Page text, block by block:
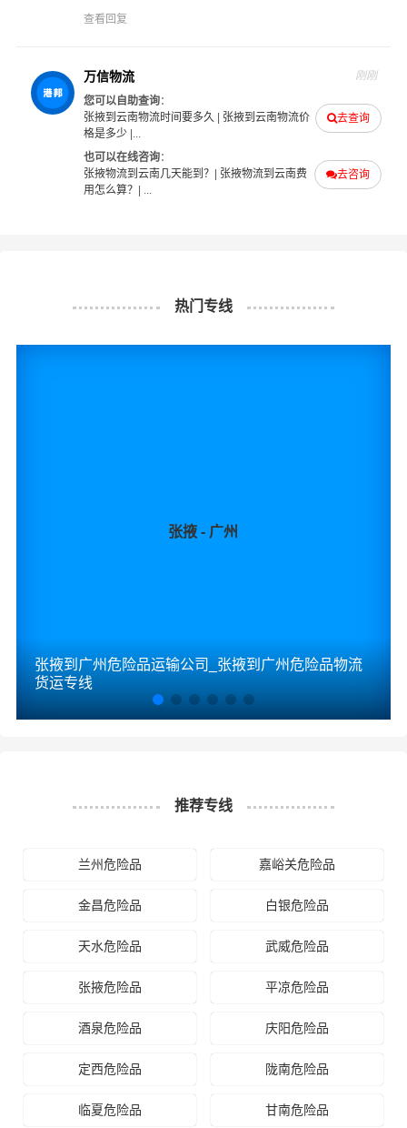
优质
电仪
元/票
元/公斤
元/立方
电仪
天
张掖
甘州区,肃南裕固族,民乐县,临泽县,高台县,山丹县
备注
1、以上张掖至云南物流运费仅为站到站报价(不含取货送货
方客服实际报价单为准！
怎么计算专线运输费用？
什么是提货费用（也称接货费、取货费、上门提货费）？
物流公司安排车辆上门把货物运送到专线运输商进行配载
过程中产生的费用称为提货费。提货过程是发货时很重要
- 万信物流张掖物流业务部秉承“用心呵护，值得托付”的服
务理念，凭借张掖至云南物流的优质平台，始终致力于为
客户提供优质高效的张掖到云南的专线物流运输服务。张
掖到云南货运专线是港邦的优质品牌服务，我们一直多年
的在为各行各业提供我们的物流服务，也得到了很多客户
的认可和口碑相传，如果您有意向选择我们，我们非常乐
意为您解决物流相关问题。当然，还有很多优秀的
物流公
也提供从张掖发物流到云南的运输服务，您也可以多多
咨询，找到合适您的物流服务商。
查看回复
万信物流 刚刚
去查询
您可以自助查询：
张掖到云南物流时间要多久| 张掖到云南物流价
格是多少|...
去咨询
也可以在线咨询：
张掖物流到云南几天能到？
张掖物流到云南费
用怎么算？
| ...
热门专线
张掖 - 广州
张掖到广州危险品运输公司_张掖到广州危险品物流
货运专线
推荐专线
兰州危险品 嘉峪关危险品
金昌危险品 白银危险品
天水危险品 武威危险品
张掖危险品 平凉危险品
酒泉危险品 庆阳危险品
定西危险品 陇南危险品
临夏危险品 甘南危险品